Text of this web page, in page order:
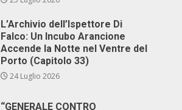
L’Archivio dell’Ispettore Di
Falco: Un Incubo Arancione
Accende la Notte nel Ventre del
Porto (Capitolo 33)
24 Luglio 2026
“GENERALE CONTRO